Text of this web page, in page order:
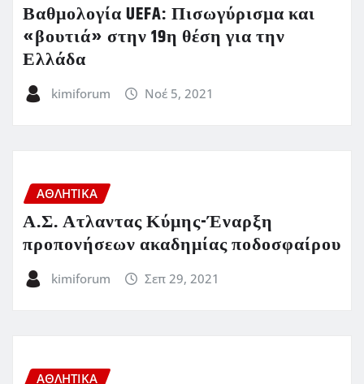
Βαθμολογία UEFA: Πισωγύρισμα και
«βουτιά» στην 19η θέση για την
Ελλάδα
kimiforum Νοέ 5, 2021
ΑΘΛΗΤΙΚΑ
Α.Σ. Ατλαντας Κύμης-Έναρξη
προπονήσεων ακαδημίας ποδοσφαίρου
kimiforum Σεπ 29, 2021
ΑΘΛΗΤΙΚΑ